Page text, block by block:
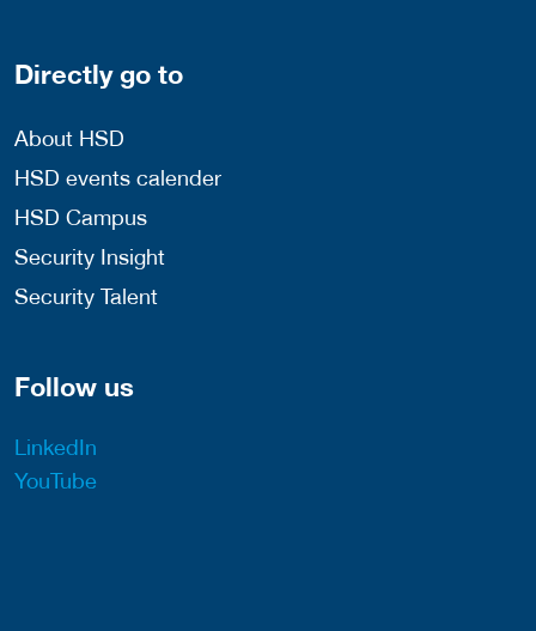
Directly go to
About HSD
HSD events calender
HSD Campus
Security Insight
Security Talent
Follow us
LinkedIn
YouTube